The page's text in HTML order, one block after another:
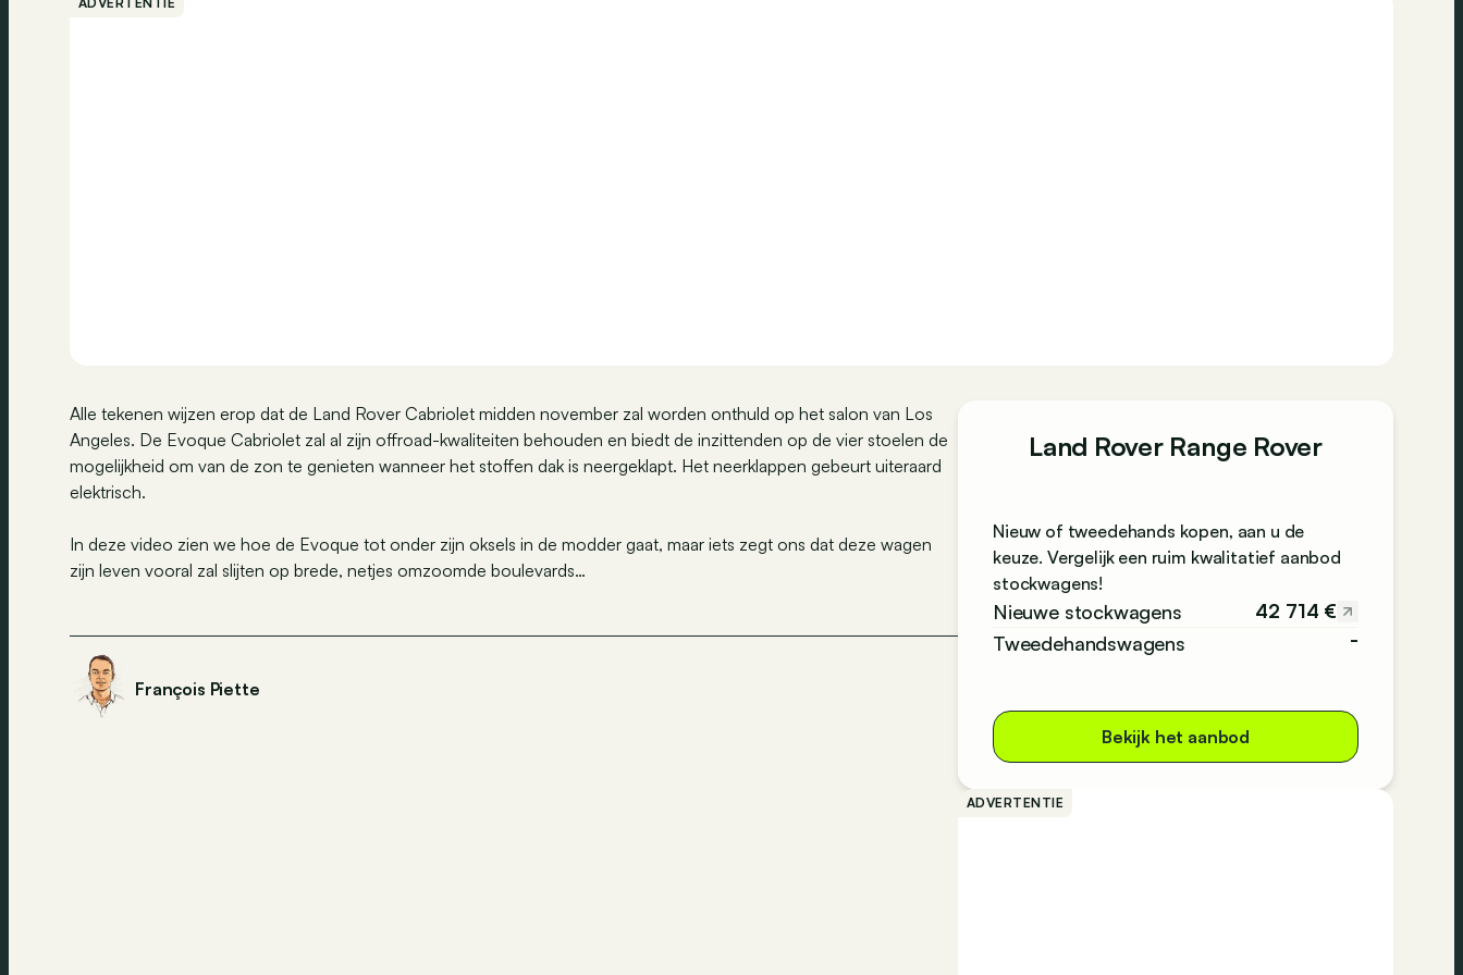
Alle tekenen wijzen erop dat de Land Rover Cabriolet midden november zal worden onthuld op het salon van Los
Angeles. De Evoque Cabriolet zal al zijn offroad-kwaliteiten behouden en biedt de inzittenden op de vier stoelen de
mogelijkheid om van de zon te genieten wanneer het stoffen dak is neergeklapt. Het neerklappen gebeurt uiteraard
elektrisch.
In deze video zien we hoe de Evoque tot onder zijn oksels in de modder gaat, maar iets zegt ons dat deze wagen
zijn leven vooral zal slijten op brede, netjes omzoomde boulevards…
François Piette
Land Rover Range Rover
Nieuw of tweedehands kopen, aan u de
keuze. Vergelijk een ruim kwalitatief aanbod
stockwagens!
Nieuwe stockwagens
42 714 €
Tweedehandswagens
-
Bekijk het aanbod
ADVERTENTIE